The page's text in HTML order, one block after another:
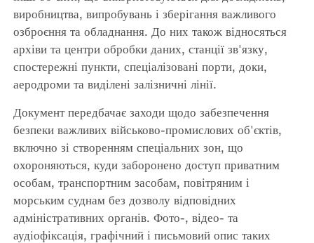
виробництва, випробувань і зберігання важливого
озброєння та обладнання. До них також відносяться
архіви та центри обробки даних, станції зв'язку,
спостережні пункти, спеціалізовані порти, доки,
аеродроми та виділені залізничні лінії.
Документ передбачає заходи щодо забезпечення
безпеки важливих військово-промислових об'єктів,
включно зі створенням спеціальних зон, що
охороняються, куди заборонено доступ приватним
особам, транспортним засобам, повітряним і
морським суднам без дозволу відповідних
адміністративних органів. Фото-, відео- та
аудіофіксація, графічний і письмовий опис таких